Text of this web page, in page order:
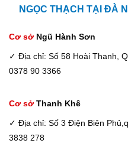
NGỌC THẠCH TẠI ĐÀ
Cơ sở Ngũ Hành Sơn
✓ Địa chỉ: Số 58 Hoài Thanh,
0378 90 3366
Cơ sở Thanh Khê
✓ Địa chỉ: Số 3 Điện Biên
3838 278